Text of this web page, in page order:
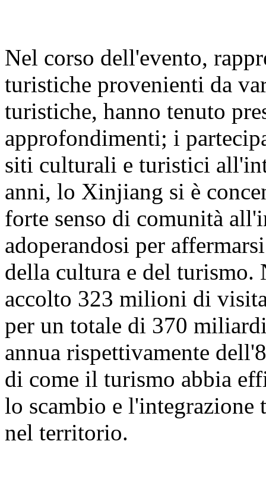
Nel corso dell'evento,
turistiche provenienti da
turistiche, hanno tenuto
approfondimenti; i
siti culturali e turistici
anni, lo Xinjiang si è
forte senso di comunità
adoperandosi per
della cultura e del turismo.
accolto 323 milioni di
per un totale di 370
annua rispettivamente
di come il turismo abbia
lo scambio e
nel territorio.